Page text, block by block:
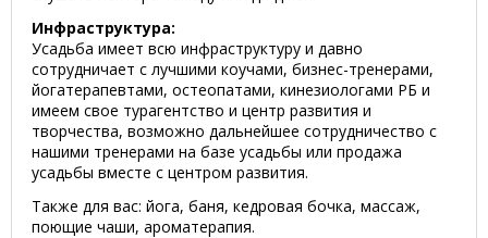
Инфраструктура:
Усадьба имеет всю инфраструктуру и давно
сотрудничает с лучшими коучами, бизнес-тренерами,
йогатерапевтами, остеопатами, кинезиологами РБ и
имеем свое турагентство и центр развития и
творчества, возможно дальнейшее сотрудничество с
нашими тренерами на базе усадьбы или продажа
усадьбы вместе с центром развития.
Также для вас: йога, баня, кедровая бочка, массаж,
поющие чаши, ароматерапия.